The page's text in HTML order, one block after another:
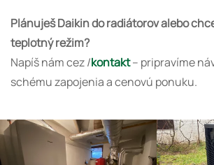
Plánuješ Daikin do radiátorov alebo
teplotný režim?
Napíš nám cez /kontakt– pripravíme
schému zapojenia a cenovú ponuku.